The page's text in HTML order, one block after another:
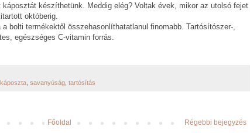
készíthetünk. Meddig elég? Voltak évek, mikor az utolsó fejet
októberig.
bolti termékektől összehasonlíthatatlanul finomabb. Tartósítószer-,
egészséges C-vitamin forrás.
savanyúság tartósítás
Régebbi bejegyzés
Főoldal